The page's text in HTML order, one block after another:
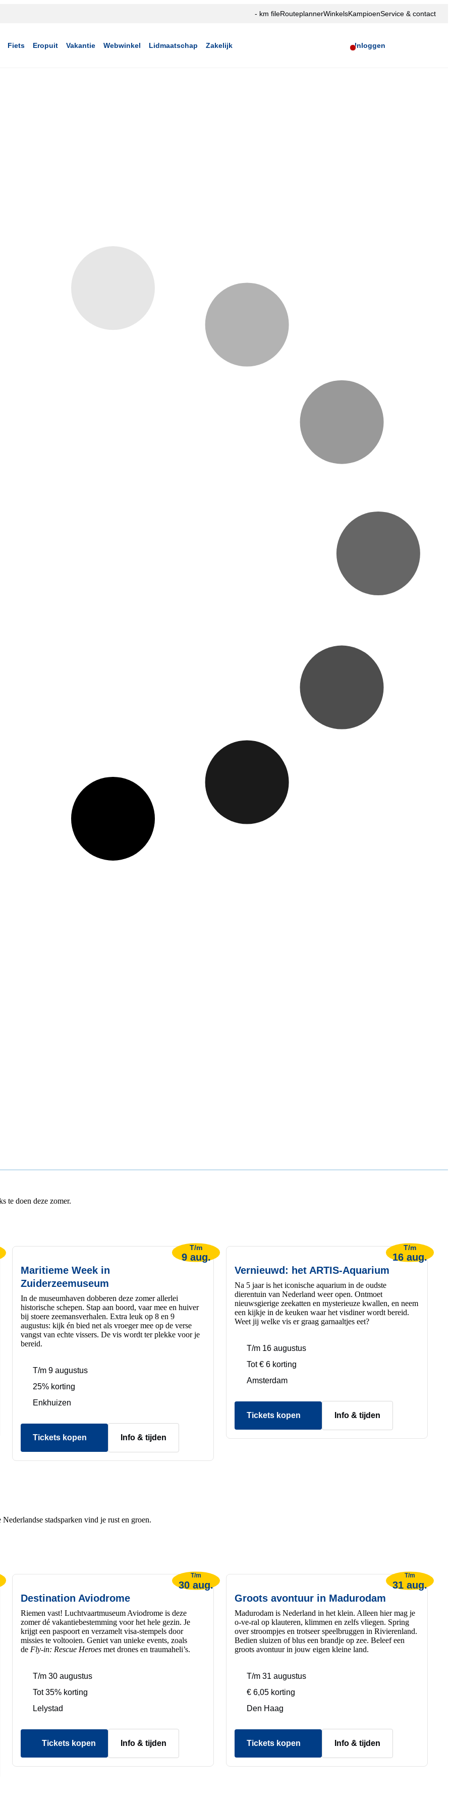
Fiets Eropuit Vakantie Webwinkel Lidmaatschap Zakelijk Inloggen
- km fileRouteplannerWinkelsKampioenService & contact
te doen deze zomer.
T/m
9 aug.
Maritieme Week in
Zuiderzeemuseum
In de museumhaven dobberen deze zomer allerlei
historische schepen. Stap aan boord, vaar mee en huiver
bij stoere zeemansverhalen. Extra leuk op 8 en 9
augustus: kijk én bied net als vroeger mee op de verse
vangst van echte vissers. De vis wordt ter plekke voor je
bereid.
T/m 9 augustus
25% korting
Enkhuizen
Tickets kopen Info & tijden
T/m
16 aug.
Vernieuwd: het ARTIS-Aquarium
Na 5 jaar is het iconische aquarium in de oudste
dierentuin van Nederland weer open. Ontmoet
nieuwsgierige zeekatten en mysterieuze kwallen, en neem
een kijkje in de keuken waar het visdiner wordt bereid.
Weet jij welke vis er graag garnaaltjes eet?
T/m 16 augustus
Tot € 6 korting
Amsterdam
Tickets kopen Info & tijden
stadsparken vind je rust en groen.
T/m
30 aug.
Destination Aviodrome
Riemen vast! Luchtvaartmuseum Aviodrome is deze
zomer dé vakantiebestemming voor het hele gezin. Je
krijgt een paspoort en verzamelt visa-stempels door
missies te voltooien. Geniet van unieke events, zoals
de Fly-in: Rescue Heroes met drones en traumaheli’s.
T/m 30 augustus
Tot 35% korting
Lelystad
Tickets kopen Info & tijden
T/m
31 aug.
Groots avontuur in Madurodam
Madurodam is Nederland in het klein. Alleen hier mag je
o-ve-ral op klauteren, klimmen en zelfs vliegen. Spring
over stroompjes en trotseer speelbruggen in Rivierenland.
Bedien sluizen of blus een brandje op zee. Beleef een
groots avontuur in jouw eigen kleine land.
T/m 31 augustus
€ 6,05 korting
Den Haag
Tickets kopen Info & tijden